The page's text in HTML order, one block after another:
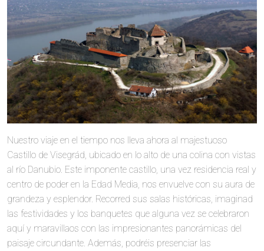
Nuestro viaje en el tiempo nos lleva ahora al majestuoso
Castillo de Visegrád, ubicado en lo alto de una colina con vistas
al río Danubio. Este imponente castillo, una vez residencia real y
centro de poder en la Edad Media, nos envuelve con su aura de
grandeza y esplendor. Recorred sus salas históricas, imaginad
las festividades y los banquetes que alguna vez se celebraron
aquí y maravillaos con las impresionantes panorámicas del
paisaje circundante. Además, podréis presenciar las